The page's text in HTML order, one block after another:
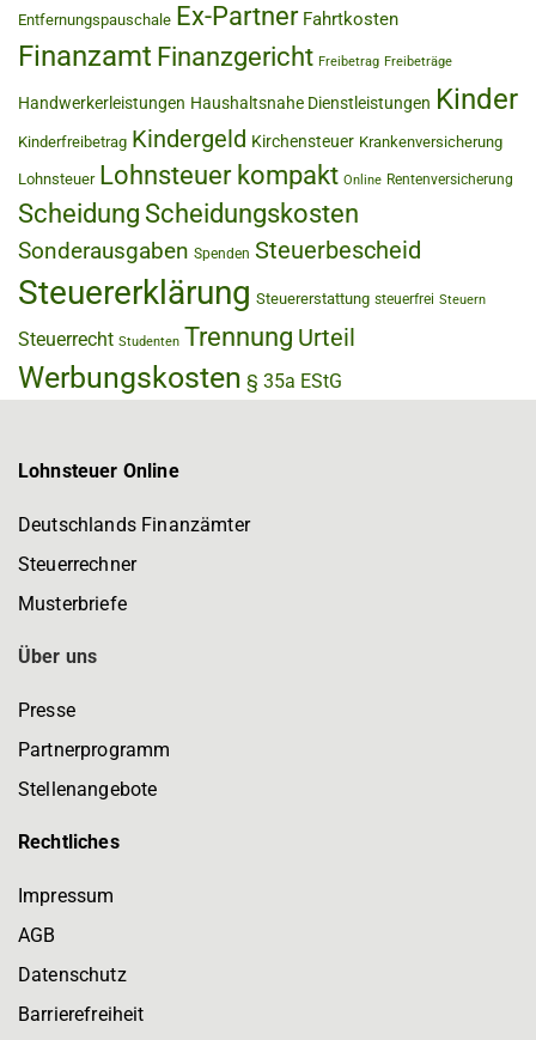
Entfernungspauschale Ex-Partner Fahrtkosten
Finanzamt Finanzgericht Freibetrag Freibeträge
Handwerkerleistungen Haushaltsnahe Dienstleistungen Kinder
Kinderfreibetrag Kindergeld Kirchensteuer Krankenversicherung
Lohnsteuer Lohnsteuer kompakt Online Rentenversicherung
Scheidung Scheidungskosten
Sonderausgaben Spenden Steuerbescheid
Steuererklärung Steuererstattung steuerfrei Steuern
Steuerrecht Studenten Trennung Urteil
Werbungskosten § 35a EStG
Lohnsteuer Online
Deutschlands Finanzämter
Steuerrechner
Musterbriefe
Über uns
Presse
Partnerprogramm
Stellenangebote
Rechtliches
Impressum
AGB
Datenschutz
Barrierefreiheit